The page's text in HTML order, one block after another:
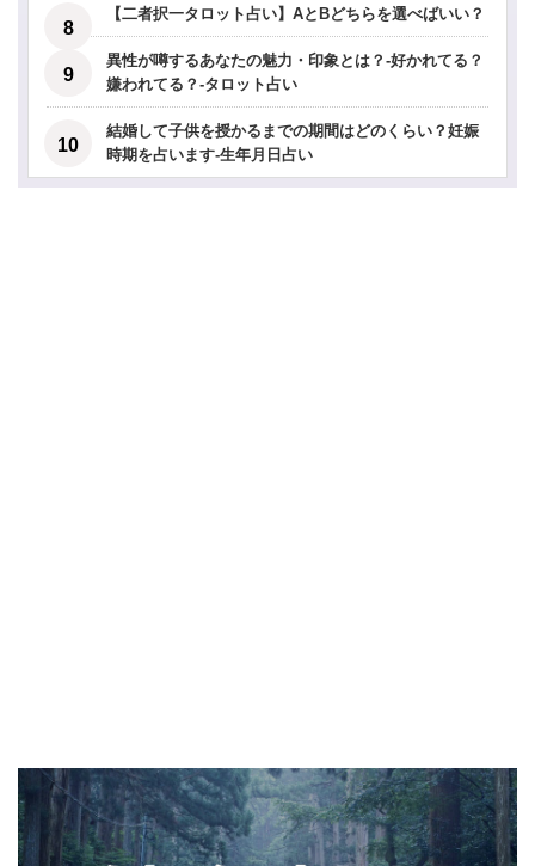
【二者択一タロット占い】AとBどちらを選べばいい？
異性が噂するあなたの魅力・印象とは？-好かれてる？
嫌われてる？-タロット占い
結婚して子供を授かるまでの期間はどのくらい？妊娠
時期を占います-生年月日占い